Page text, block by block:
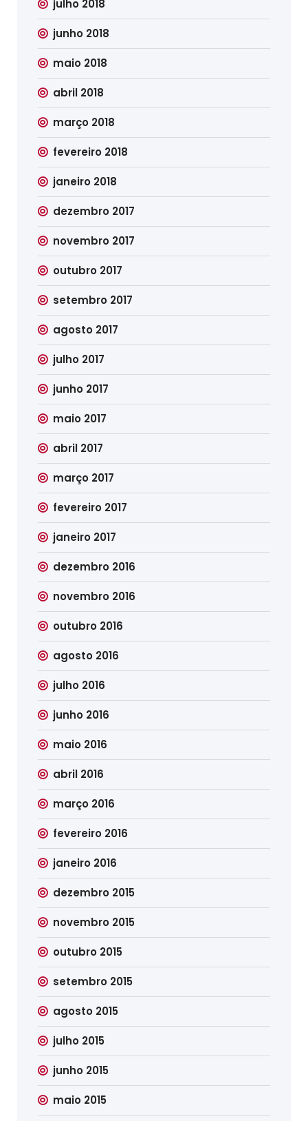
julho 2018
junho 2018
maio 2018
abril 2018
março 2018
fevereiro 2018
janeiro 2018
dezembro 2017
novembro 2017
outubro 2017
setembro 2017
agosto 2017
julho 2017
junho 2017
maio 2017
abril 2017
março 2017
fevereiro 2017
janeiro 2017
dezembro 2016
novembro 2016
outubro 2016
agosto 2016
julho 2016
junho 2016
maio 2016
abril 2016
março 2016
fevereiro 2016
janeiro 2016
dezembro 2015
novembro 2015
outubro 2015
setembro 2015
agosto 2015
julho 2015
junho 2015
maio 2015